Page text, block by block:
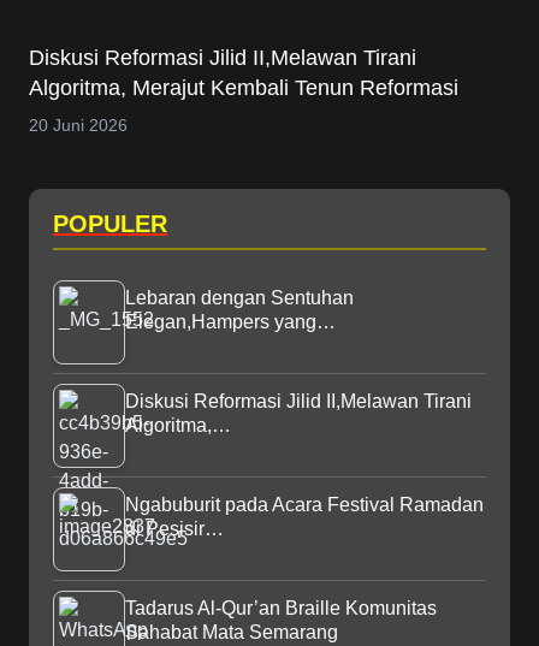
Diskusi Reformasi Jilid II,Melawan Tirani
Algoritma, Merajut Kembali Tenun Reformasi
20 Juni 2026
POPULER
Lebaran dengan Sentuhan
Elegan,Hampers yang…
Diskusi Reformasi Jilid II,Melawan Tirani
Algoritma,…
Ngabuburit pada Acara Festival Ramadan
di Pesisir…
Tadarus Al-Qur’an Braille Komunitas
Sahabat Mata Semarang